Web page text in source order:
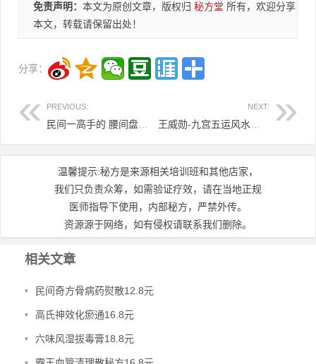
免责声明： 本文为原创文章，版权归 秘方堂 所有，欢迎分享
本文，转载请保留出处！
分享：
PREVIOUS: NEXT:
温馨提示:秘方是来源相关培训班和其他店家，
我们只负责众筹，如需验证疗效，请在当地正规
医师指导下使用，内部秘方，严禁外传。
资源源于网络，如有侵权请联系我们删除。
相关文章
• 民间奇方骨病药熨散12.8元
• 高氏神效化瘀通16.8元
• 六味风湿拔毒膏18.8元